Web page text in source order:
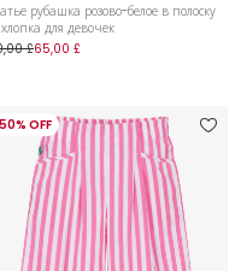
рубашка розово-белое в полоску
для девочек
£65,00 £
50% OFF